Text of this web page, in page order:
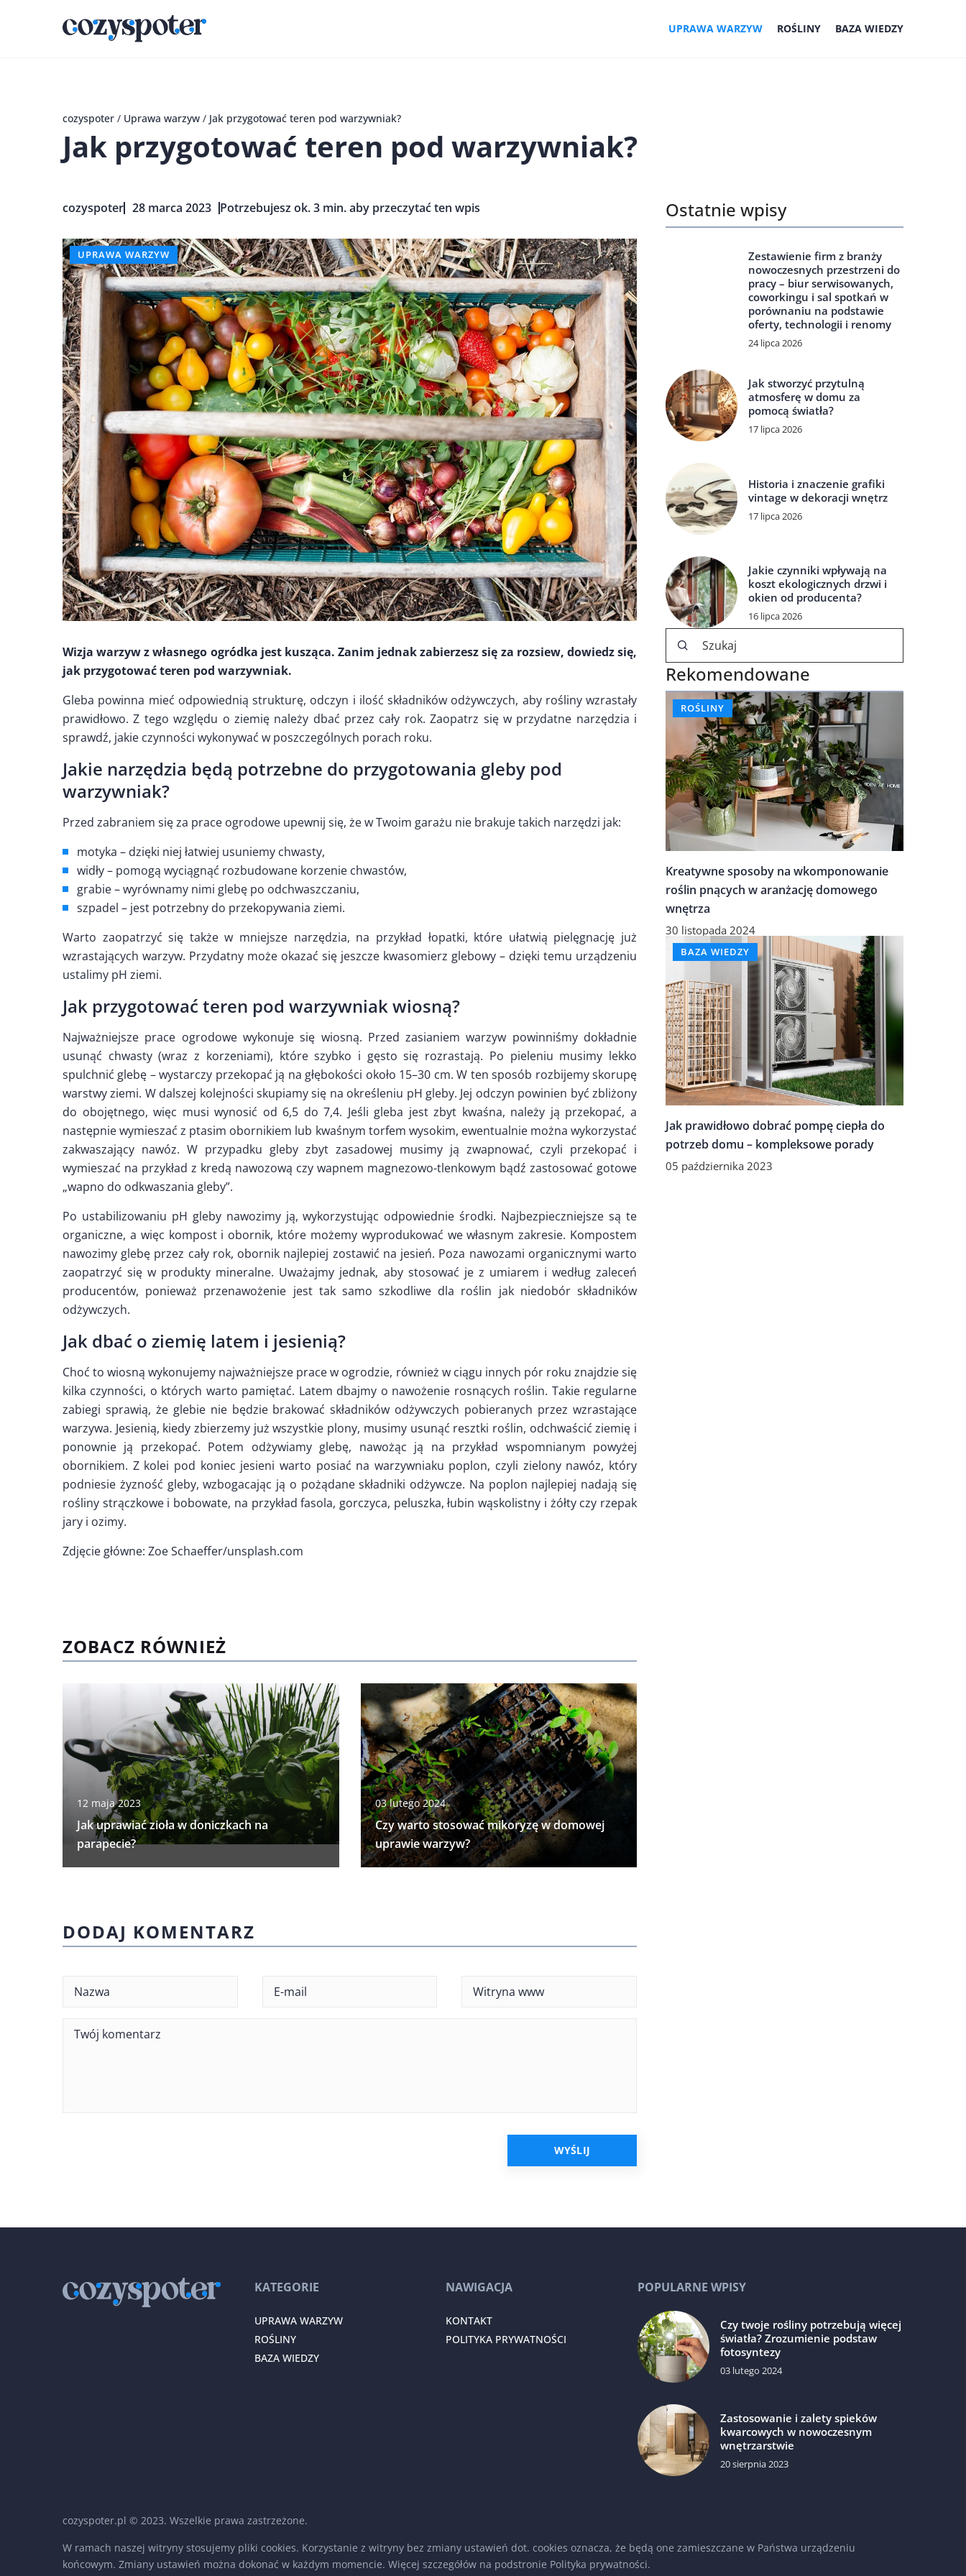
UPRAWA WARZYW ROŚLINY BAZA WIEDZY
cozyspoter / Uprawa warzyw / Jak przygotować teren pod warzywniak?
Jak przygotować teren pod warzywniak?
cozyspoter 28 marca 2023 Potrzebujesz ok. 3 min. aby przeczytać ten wpis
UPRAWA WARZYW
Wizja warzyw z własnego ogródka jest kusząca. Zanim jednak zabierzesz się za rozsiew, dowiedz się,
jak przygotować teren pod warzywniak.
Gleba powinna mieć odpowiednią strukturę, odczyn i ilość składników odżywczych, aby rośliny wzrastały
prawidłowo. Z tego względu o ziemię należy dbać przez cały rok. Zaopatrz się w przydatne narzędzia i
sprawdź, jakie czynności wykonywać w poszczególnych porach roku.
Jakie narzędzia będą potrzebne do przygotowania gleby pod
warzywniak?
Przed zabraniem się za prace ogrodowe upewnij się, że w Twoim garażu nie brakuje takich narzędzi jak:
motyka – dzięki niej łatwiej usuniemy chwasty,
widły – pomogą wyciągnąć rozbudowane korzenie chwastów,
grabie – wyrównamy nimi glebę po odchwaszczaniu,
szpadel – jest potrzebny do przekopywania ziemi.
Warto zaopatrzyć się także w mniejsze narzędzia, na przykład łopatki, które ułatwią pielęgnację już
wzrastających warzyw. Przydatny może okazać się jeszcze kwasomierz glebowy – dzięki temu urządzeniu
ustalimy pH ziemi.
Jak przygotować teren pod warzywniak wiosną?
Najważniejsze prace ogrodowe wykonuje się wiosną. Przed zasianiem warzyw powinniśmy dokładnie
usunąć chwasty (wraz z korzeniami), które szybko i gęsto się rozrastają. Po pieleniu musimy lekko
spulchnić glebę – wystarczy przekopać ją na głębokości około 15–30 cm. W ten sposób rozbijemy skorupę
warstwy ziemi. W dalszej kolejności skupiamy się na określeniu pH gleby. Jej odczyn powinien być zbliżony
do obojętnego, więc musi wynosić od 6,5 do 7,4. Jeśli gleba jest zbyt kwaśna, należy ją przekopać, a
następnie wymieszać z ptasim obornikiem lub kwaśnym torfem wysokim, ewentualnie można wykorzystać
zakwaszający nawóz. W przypadku gleby zbyt zasadowej musimy ją zwapnować, czyli przekopać i
wymieszać na przykład z kredą nawozową czy wapnem magnezowo-tlenkowym bądź zastosować gotowe
„wapno do odkwaszania gleby”.
Po ustabilizowaniu pH gleby nawozimy ją, wykorzystując odpowiednie środki. Najbezpieczniejsze są te
organiczne, a więc kompost i obornik, które możemy wyprodukować we własnym zakresie. Kompostem
nawozimy glebę przez cały rok, obornik najlepiej zostawić na jesień. Poza nawozami organicznymi warto
zaopatrzyć się w produkty mineralne. Uważajmy jednak, aby stosować je z umiarem i według zaleceń
producentów, ponieważ przenawożenie jest tak samo szkodliwe dla roślin jak niedobór składników
odżywczych.
Jak dbać o ziemię latem i jesienią?
Choć to wiosną wykonujemy najważniejsze prace w ogrodzie, również w ciągu innych pór roku znajdzie się
kilka czynności, o których warto pamiętać. Latem dbajmy o nawożenie rosnących roślin. Takie regularne
zabiegi sprawią, że glebie nie będzie brakować składników odżywczych pobieranych przez wzrastające
warzywa. Jesienią, kiedy zbierzemy już wszystkie plony, musimy usunąć resztki roślin, odchwaścić ziemię i
ponownie ją przekopać. Potem odżywiamy glebę, nawożąc ją na przykład wspomnianym powyżej
obornikiem. Z kolei pod koniec jesieni warto posiać na warzywniaku poplon, czyli zielony nawóz, który
podniesie żyzność gleby, wzbogacając ją o pożądane składniki odżywcze. Na poplon najlepiej nadają się
rośliny strączkowe i bobowate, na przykład fasola, gorczyca, peluszka, łubin wąskolistny i żółty czy rzepak
jary i ozimy.
Zdjęcie główne: Zoe Schaeffer/unsplash.com
ZOBACZ RÓWNIEŻ
12 maja 2023
Jak uprawiać zioła w doniczkach na
parapecie?
03 lutego 2024
Czy warto stosować mikoryzę w domowej
uprawie warzyw?
Ostatnie wpisy
Zestawienie firm z branży
nowoczesnych przestrzeni do
pracy – biur serwisowanych,
coworkingu i sal spotkań w
porównaniu na podstawie
oferty, technologii i renomy
24 lipca 2026
Jak stworzyć przytulną
atmosferę w domu za
pomocą światła?
17 lipca 2026
Historia i znaczenie grafiki
vintage w dekoracji wnętrz
17 lipca 2026
Jakie czynniki wpływają na
koszt ekologicznych drzwi i
okien od producenta?
16 lipca 2026
Rekomendowane
ROŚLINY
Kreatywne sposoby na wkomponowanie
roślin pnących w aranżację domowego
wnętrza
30 listopada 2024
BAZA WIEDZY
Jak prawidłowo dobrać pompę ciepła do
potrzeb domu – kompleksowe porady
05 października 2023
DODAJ KOMENTARZ
KATEGORIE
UPRAWA WARZYW
ROŚLINY
BAZA WIEDZY
NAWIGACJA
KONTAKT
POLITYKA PRYWATNOŚCI
POPULARNE WPISY
Czy twoje rośliny potrzebują więcej
światła? Zrozumienie podstaw
fotosyntezy
03 lutego 2024
Zastosowanie i zalety spieków
kwarcowych w nowoczesnym
wnętrzarstwie
20 sierpnia 2023
cozyspoter.pl © 2023. Wszelkie prawa zastrzeżone.
W ramach naszej witryny stosujemy pliki cookies. Korzystanie z witryny bez zmiany ustawień dot. cookies oznacza, że będą one zamieszczane w Państwa urządzeniu
końcowym. Zmiany ustawień można dokonać w każdym momencie. Więcej szczegółów na podstronie Polityka prywatności.